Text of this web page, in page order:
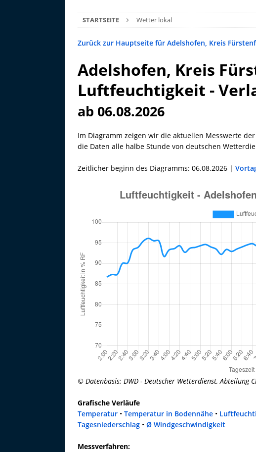
STARTSEITE Wetter lokal
Zurück zur Hauptseite für Adelshofen, Kreis
Adelshofen, Kreis
Luftfeuchtigkeit -
ab 06.08.2026
Im Diagramm zeigen wir die aktuellen Messwerte
die Daten alle halbe Stunde von deutschen
Zeitlicher beginn des Diagramms: 06.08.2026 |
© Datenbasis: DWD - Deutscher Wetterdienst, Abteilung
Grafische Verläufe
Temperatur • Temperatur in Bodennähe •
Tagesniederschlag • Ø Windgeschwindigkeit
Messverfahren: